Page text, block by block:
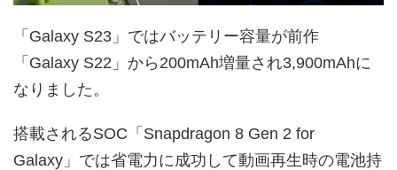
「Galaxy S23」ではバッテリー容量が前作
「Galaxy S22」から200mAh増量され3,900mAhに
なりました。
搭載されるSOC「Snapdragon 8 Gen 2 for
Galaxy」では省電力に成功して動画再生時の電池持